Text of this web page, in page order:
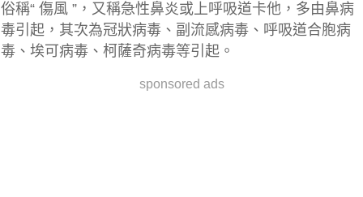
俗稱“ 傷風 ”，又稱急性鼻炎或上呼吸道卡他，多由鼻病
毒引起，其次為冠狀病毒、副流感病毒、呼吸道合胞病
毒、埃可病毒、柯薩奇病毒等引起。
sponsored ads